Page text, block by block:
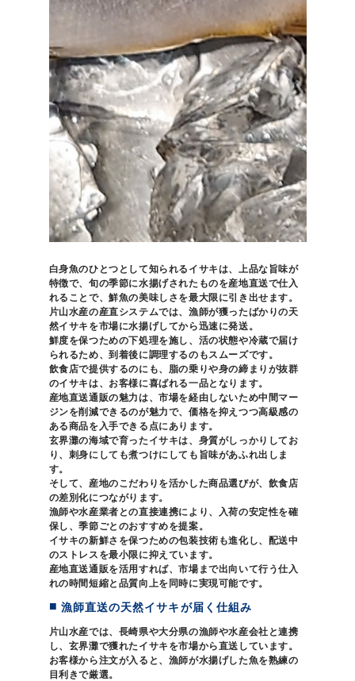
白身魚のひとつとして知られるイサキは、上品な旨味が
特徴で、旬の季節に水揚げされたものを産地直送で仕入
れることで、鮮魚の美味しさを最大限に引き出せます。
片山水産の産直システムでは、漁師が獲ったばかりの天
然イサキを市場に水揚げしてから迅速に発送。
鮮度を保つための下処理を施し、活の状態や冷蔵で届け
られるため、到着後に調理するのもスムーズです。
飲食店で提供するのにも、脂の乗りや身の締まりが抜群
のイサキは、お客様に喜ばれる一品となります。
産地直送通販の魅力は、市場を経由しないため中間マー
ジンを削減できるのが魅力で、価格を抑えつつ高級感の
ある商品を入手できる点にあります。
玄界灘の海域で育ったイサキは、身質がしっかりしてお
り、刺身にしても煮つけにしても旨味があふれ出しま
す。
そして、産地のこだわりを活かした商品選びが、飲食店
の差別化につながります。
漁師や水産業者との直接連携により、入荷の安定性を確
保し、季節ごとのおすすめを提案。
イサキの新鮮さを保つための包装技術も進化し、配送中
のストレスを最小限に抑えています。
産地直送通販を活用すれば、市場まで出向いて行う仕入
れの時間短縮と品質向上を同時に実現可能です。
漁師直送の天然イサキが届く仕組み
片山水産では、長崎県や大分県の漁師や水産会社と連携
し、玄界灘で獲れたイサキを市場から直送しています。
お客様から注文が入ると、漁師が水揚げした魚を熟練の
目利きで厳選。